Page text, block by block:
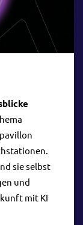
sie selbst
und
mit KI